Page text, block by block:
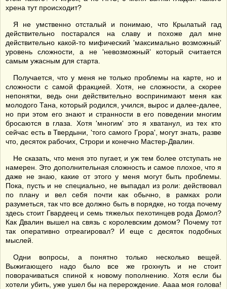
хрена тут происходит?
Я не умственно отсталый и понимаю, что Крылатый гад
действительно постарался на славу и похоже дал мне
действительно какой-то мифический 'максимально возможный'
уровень сложности, а не 'невозможный' который считается
самым ужасным для старта.
Получается, что у меня не только проблемы на карте, но и
сложности с самой фракцией. Хотя, не сложности, а скорее
непонятки, ведь они действительно воспринимают меня как
молодого Тана, который родился, учился, вырос и далее-далее,
но при этом его знают и странности в его поведении многим
бросаются в глаза. Хотя 'многим' это я хватанул, из тех кто
сейчас есть в Твердыни, 'того самого Грора', могут знать, разве
что, десяток рабочих, Строри и конечно Мастер-Двалин.
Не сказать, что меня это пугает, и уж тем более отступать не
намерен. Это дополнительная сложность и самое плохое, что я
даже не знаю, какие от этого у меня могут быть проблемы.
Пока, пусть и не специально, не выпадал из роли: действовал
по плану и вел себя почти как обычно, в рамках роли
разуметься, так что все должно быть в порядке, но тогда почему
здесь стоит Гвардеец и семь тяжелых пехотинцев рода Домол?
Как Двалин вышел на связь с королевским домом? Почему тот
так оперативно отреагировал? И еще с десяток подобных
мыслей.
Одни вопросы, а понятно только несколько вещей.
Выжигающего надо было все же грохнуть и не стоит
поворачиваться спиной к новому пополнению. Хотя если бы
хотели убить, уже ушел бы на перерождение. Аааа моя голова!